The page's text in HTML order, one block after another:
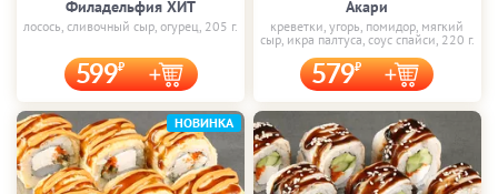
Филадельфия ХИТ
лосось, сливочный сыр, огурец, 205 г.
599
Акари
креветки, угорь, помидор, мягкий
сыр, икра палтуса, соус спайси, 220 г.
579
НОВИНКА